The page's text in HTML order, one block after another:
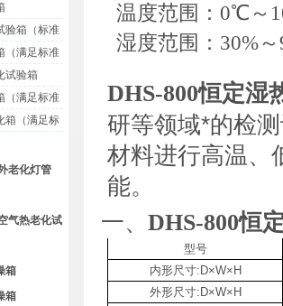
验箱（标准
（满足标准
试验箱
（满足标准
箱（满足标
老化灯管
气热老化试
箱
箱
温度范围：0℃～
湿度范围：30%
DHS-800恒定湿
研等领域*的检
材料进行高温、
能。
一、 DHS-800恒
型号
内形尺寸:D×W×H
外形尺寸:D×W×H